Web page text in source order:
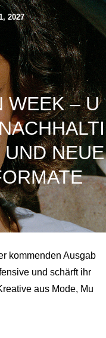
2027
WEEK – U
NEUE
kommenden Ausgab
und schärft ihr
aus Mode, Mu